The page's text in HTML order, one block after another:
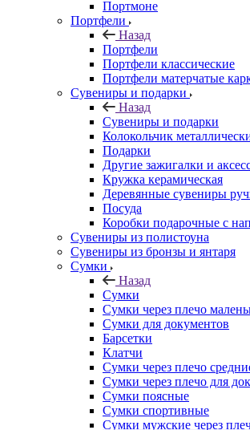
Портмоне
Портфели
Назад
Портфели
Портфели классические
Портфели матерчатые
Сувениры и подарки
Назад
Сувениры и подарки
Колокольчик
Подарки
Другие зажигалки и
Кружка керамическая
Деревянные сувениры
Посуда
Коробки подарочные с
Сувениры из полистоуна
Сувениры из бронзы и янтаря
Сумки
Назад
Сумки
Сумки через плечо
Сумки для документов
Барсетки
Клатчи
Сумки через плечо
Сумки через плечо для
Сумки поясные
Сумки спортивные
Сумки мужские через